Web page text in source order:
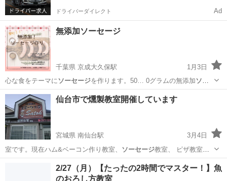
ドライバーダイレクト Ad
無添加ソーセージ
千葉県 京成大久保駅
1月3日
心な食をテーマにソーセージを作ります。50… 0グラムの無添加ソー
セージお土産付きです。…
千葉 習志野市 京成大久保駅 その他 ソーセージ
仙台市で燻製教室開催しています
宮城県 南仙台駅
3月4日
室です。現在ハム&ベーコン作り教室、 ソーセージ教室、 ピザ教室等
を開催しておりま…
南仙台駅 その他 燻製
2/27（月）【たったの2時間でマスター！】魚
のおろし方教室